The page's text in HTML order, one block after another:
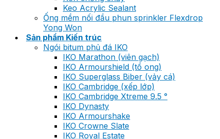
Keo Acrylic Sealant
Ống mềm nối đầu phun sprinkler Flexdrop
Yong Won
Sản phẩm Kiến trúc
Ngói bitum phủ đá IKO
IKO Marathon (viên gạch)
IKO Armourshield (tổ ong)
IKO Superglass Biber (vảy cá)
IKO Cambridge (xếp lớp)
IKO Cambridge Xtreme 9.5 °
IKO Dynasty
IKO Armourshake
IKO Crowne Slate
IKO Royal Estate